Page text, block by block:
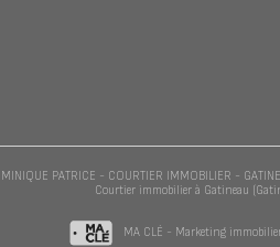
PATRICE - COURTIER IMMOBILIER -
Courtier immobilier à Gatineau
MA CLÉ - Marketing